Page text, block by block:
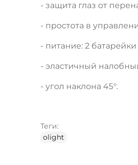
- защита глаз от
- простота в
- питание: 2
- эластичный
- угол наклона 45°.
Теги:
olight